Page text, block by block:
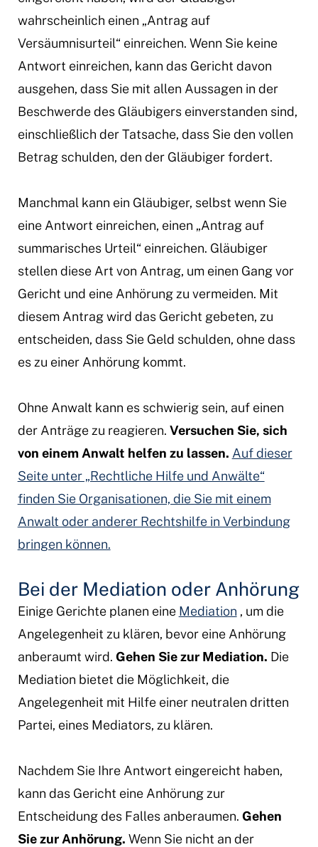
wahrscheinlich einen „Antrag auf
Versäumnisurteil“ einreichen. Wenn Sie keine
Antwort einreichen, kann das Gericht davon
ausgehen, dass Sie mit allen Aussagen in der
Beschwerde des Gläubigers einverstanden sind,
einschließlich der Tatsache, dass Sie den vollen
Betrag schulden, den der Gläubiger fordert.
Manchmal kann ein Gläubiger, selbst wenn Sie
eine Antwort einreichen, einen „Antrag auf
summarisches Urteil“ einreichen. Gläubiger
stellen diese Art von Antrag, um einen Gang vor
Gericht und eine Anhörung zu vermeiden. Mit
diesem Antrag wird das Gericht gebeten, zu
entscheiden, dass Sie Geld schulden, ohne dass
es zu einer Anhörung kommt.
Ohne Anwalt kann es schwierig sein, auf einen
der Anträge zu reagieren. Versuchen Sie, sich
von einem Anwalt helfen zu lassen. Auf dieser
Seite unter „Rechtliche Hilfe und Anwälte“
finden Sie Organisationen, die Sie mit einem
Anwalt oder anderer Rechtshilfe in Verbindung
bringen können.
Bei der Mediation oder Anhörung
Einige Gerichte planen eine Mediation , um die
Angelegenheit zu klären, bevor eine Anhörung
anberaumt wird. Gehen Sie zur Mediation. Die
Mediation bietet die Möglichkeit, die
Angelegenheit mit Hilfe einer neutralen dritten
Partei, eines Mediators, zu klären.
Nachdem Sie Ihre Antwort eingereicht haben,
kann das Gericht eine Anhörung zur
Entscheidung des Falles anberaumen. Gehen
Sie zur Anhörung. Wenn Sie nicht an der